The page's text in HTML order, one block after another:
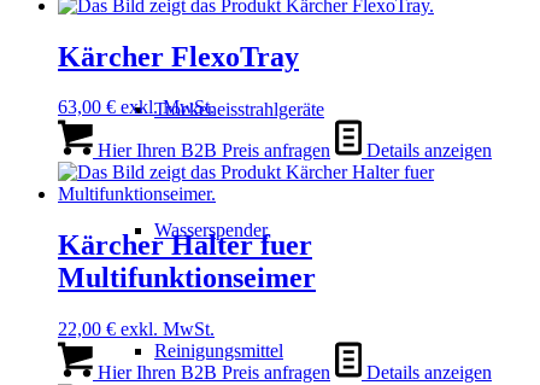
Trockeneisstrahlgeräte
Wasserspender
Reinigungsmittel
Kärcher FlexoTray
63,00 € exkl. MwSt.
Hier Ihren B2B Preis anfragen Details anzeigen
Kärcher Halter fuer
Multifunktionseimer
22,00 € exkl. MwSt.
Hier Ihren B2B Preis anfragen Details anzeigen